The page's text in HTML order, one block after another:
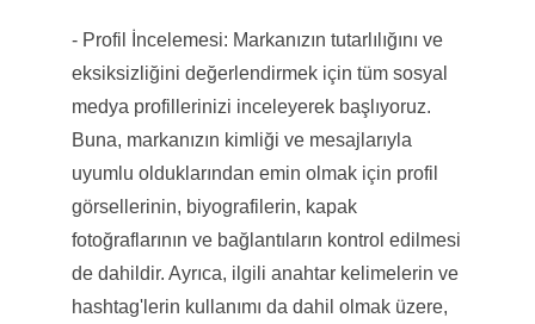
- Profil İncelemesi: Markanızın tutarlılığını ve
eksiksizliğini değerlendirmek için tüm sosyal
medya profillerinizi inceleyerek başlıyoruz.
Buna, markanızın kimliği ve mesajlarıyla
uyumlu olduklarından emin olmak için profil
görsellerinin, biyografilerin, kapak
fotoğraflarının ve bağlantıların kontrol edilmesi
de dahildir. Ayrıca, ilgili anahtar kelimelerin ve
hashtag'lerin kullanımı da dahil olmak üzere,